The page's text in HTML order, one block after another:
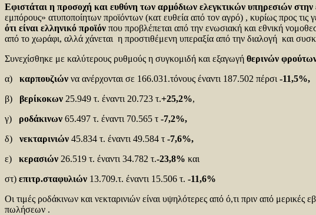
Εφιστάται η προσοχή και ευθύνη των αρμόδιων ελεγκτικών υπηρεσιών στην
εμπόρους» ατυποποίητων προϊόντων (κατ ευθεία από τον αγρό) , κυρίως προς τις
ότι είναι ελληνικό προϊόν που προβλέπεται από την ενωσιακή και εθνική
από το χωράφι, αλλά χάνεται η προστιθέμενη υπεραξία από την διαλογή και
Συνεχίσθηκε με καλύτερους ρυθμούς η συγκομιδή και εξαγωγή θερινών
α) καρπουζιών να ανέρχονται σε 166.031.τόνους έναντι 187.502 πέρσι -11,5%,
β) βερίκοκων 25.949 τ. έναντι 20.723 τ.+25,2%,
γ) ροδάκινων 65.497 τ. έναντι 70.565 τ -7,2%,
δ) νεκταρινιών 45.834 τ. έναντι 49.584 τ -7,6%,
ε) κερασιών 26.519 τ. έναντι 34.782 τ.-23,8% και
στ) επιτρ.σταφυλιών 13.709.τ. έναντι 15.506 τ. -11,6%
Οι τιμές ροδάκινων και νεκταρινιών είναι υψηλότερες από ό,τι πριν από
πωλήσεων .